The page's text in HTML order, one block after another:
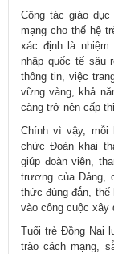
Công tác giáo
mạng cho thế hệ
xác định là nhiệm
nhập quốc tế sâu
thông tin, việc
vững vàng, khả
càng trở nên cấp
Chính vì vậy, mỗi
chức Đoàn khai
giúp đoàn viên,
trương của Đảng,
thức đúng đắn, thế
vào công cuộc xây
Tuổi trẻ Đồng Nai
trào cách mạng,